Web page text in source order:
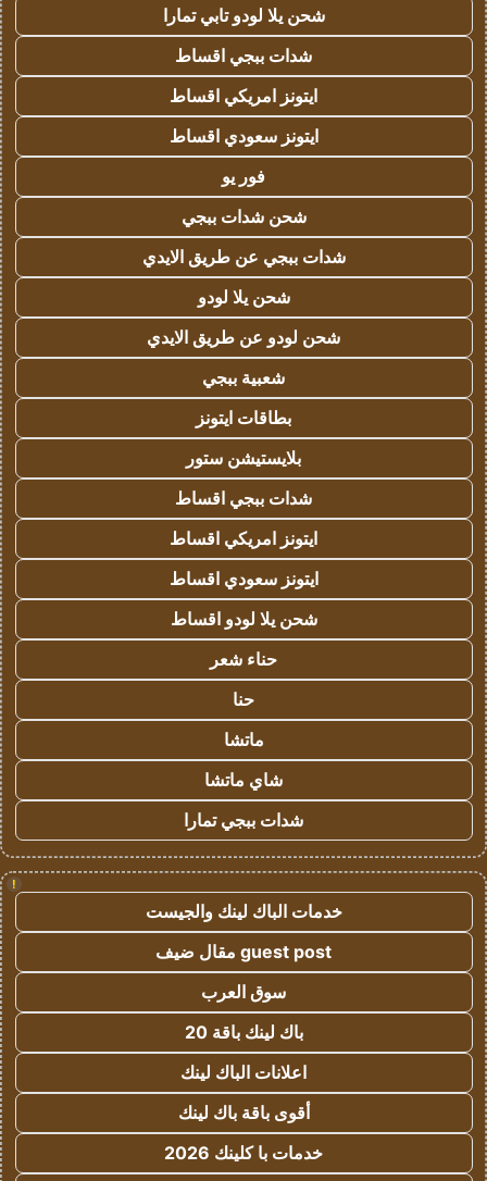
شحن يلا لودو تابي تمارا
شدات ببجي اقساط
ايتونز امريكي اقساط
ايتونز سعودي اقساط
فور يو
شحن شدات ببجي
شدات ببجي عن طريق الايدي
شحن يلا لودو
شحن لودو عن طريق الايدي
شعبية ببجي
بطاقات ايتونز
بلايستيشن ستور
شدات ببجي اقساط
ايتونز امريكي اقساط
ايتونز سعودي اقساط
شحن يلا لودو اقساط
حناء شعر
حنا
ماتشا
شاي ماتشا
شدات ببجي تمارا
!
خدمات الباك لينك والجيست
guest post مقال ضيف
سوق العرب
باك لينك باقة 20
اعلانات الباك لينك
أقوى باقة باك لينك
خدمات با كلينك 2026